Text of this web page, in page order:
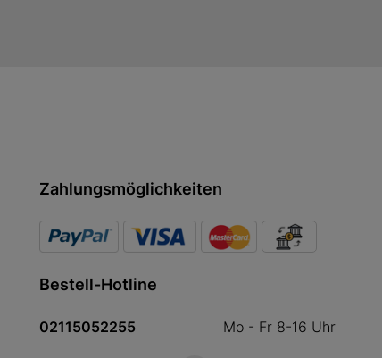
Zahlungsmöglichkeiten
Bestell-Hotline
02115052255 Mo - Fr 8-16 Uhr